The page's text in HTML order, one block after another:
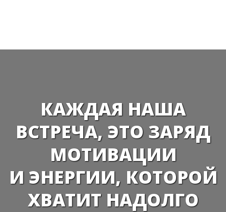
КАЖДАЯ НАША
ВСТРЕЧА, ЭТО ЗАРЯД
МОТИВАЦИИ
И ЭНЕРГИИ, КОТОРОЙ
ХВАТИТ НАДОЛГО